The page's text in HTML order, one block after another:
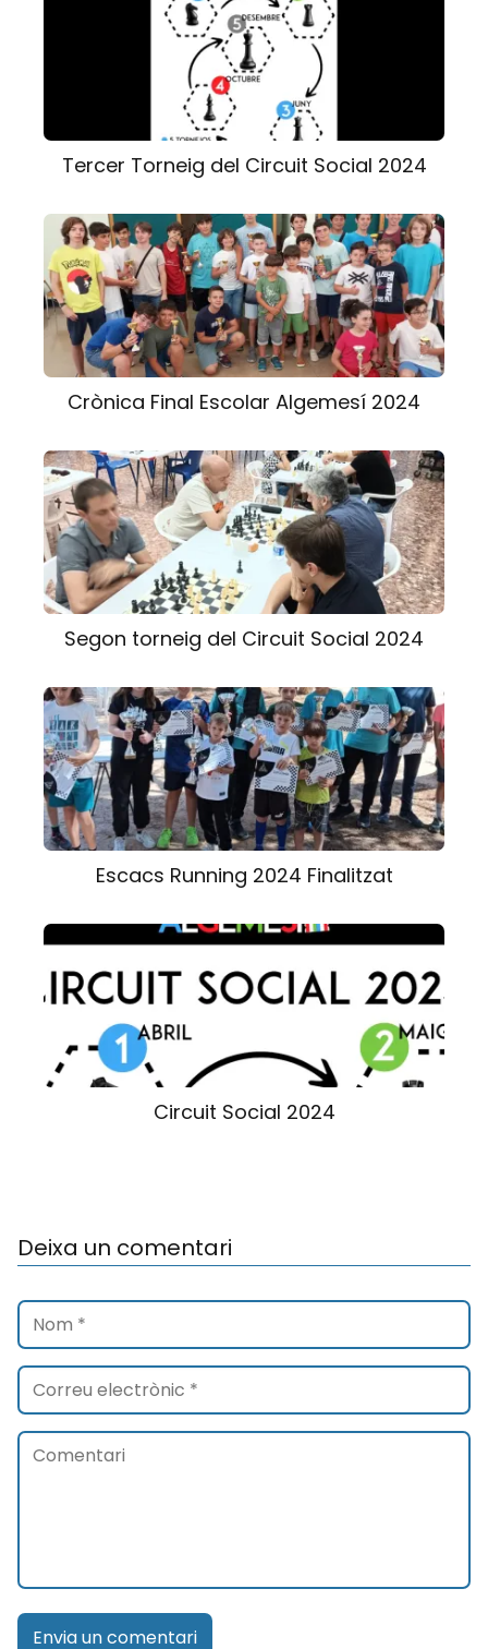
Tercer Torneig del Circuit Social 2024
Crònica Final Escolar Algemesí 2024
Segon torneig del Circuit Social 2024
Escacs Running 2024 Finalitzat
Circuit Social 2024
Deixa un comentari